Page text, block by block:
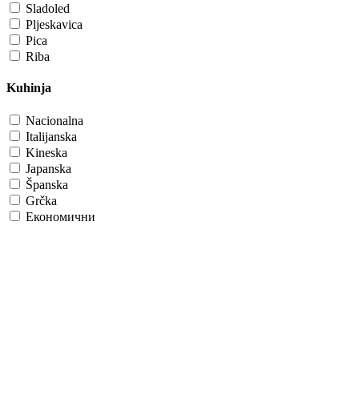
Sladoled
Pljeskavica
Pica
Riba
Kuhinja
Nacionalna
Italijanska
Kineska
Japanska
Španska
Grčka
Економични